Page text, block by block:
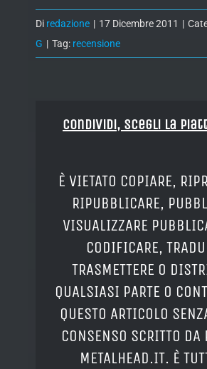
Di redazione | 17 Dicembre 2011 |
G | Tag: recensione
Condividi, Scegli la
È VIETATO COPIARE,
RIPUBBLICARE,
VISUALIZZARE
CODIFICARE,
TRASMETTERE O
QUALSIASI PARTE O
QUESTO ARTICOLO
CONSENSO SCRITTO DA
METALHEAD.IT. È